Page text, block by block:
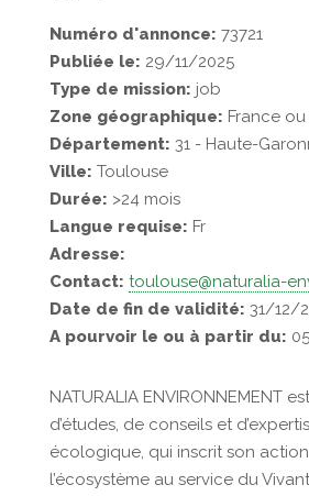
Numéro d'annonce: 73721
Publiée le: 29/11/2025
Type de mission: job
Zone géographique: France ou
Département: 31 - Haute-
Ville: Toulouse
Durée: >24 mois
Langue requise: Fr
Adresse:
Contact: toulouse@naturalia-
Date de fin de validité: 31/12/
A pourvoir le ou à partir du:
NATURALIA ENVIRONNEMENT
d’études, de conseils et
écologique, qui inscrit son
l’écosystème au service du